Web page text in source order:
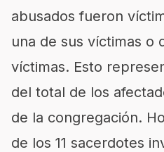
abusados fueron
una de sus víctimas o
víctimas. Esto
del total de los
de la congregación.
de los 11 sacerdotes